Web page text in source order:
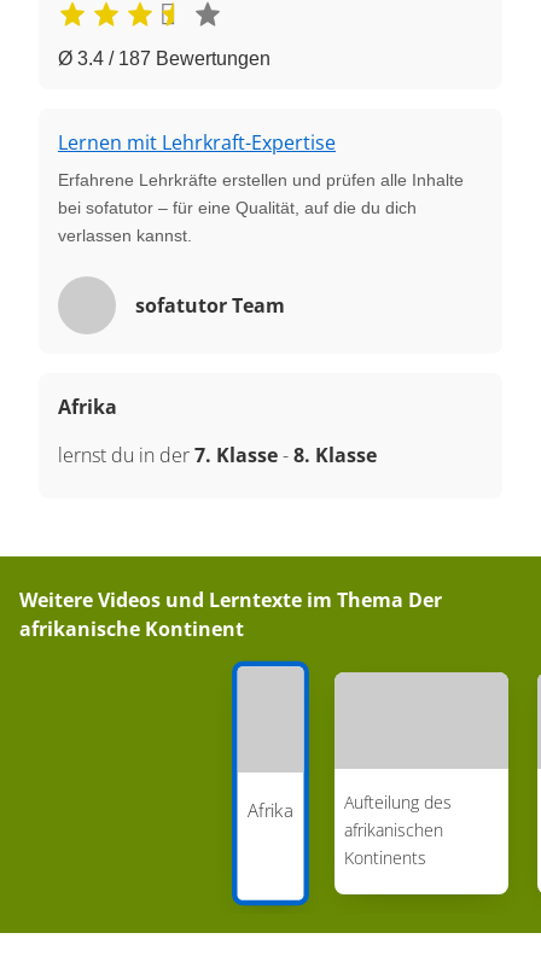
Ø 3.4 / 187 Bewertungen
Lernen mit Lehrkraft-Expertise
Erfahrene Lehrkräfte erstellen und prüfen alle Inhalte
bei sofatutor – für eine Qualität, auf die du dich
verlassen kannst.
sofatutor Team
Afrika
lernst du in der7. Klasse-8. Klasse
Weitere Videos und Lerntexte im Thema Der
afrikanische Kontinent
Afrika
Aufteilung des
afrikanischen
Kontinents